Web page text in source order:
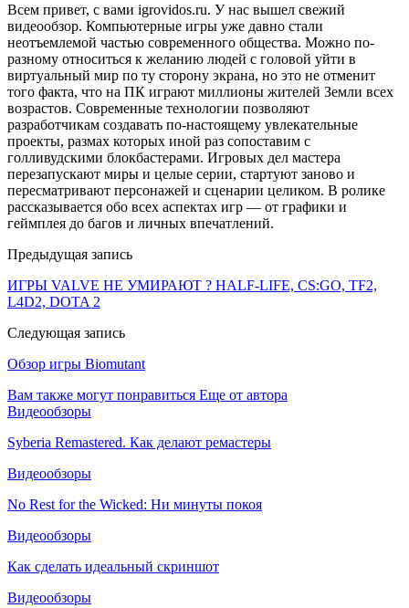
Всем привет, с вами igrovidos.ru. У нас вышел свежий
видеообзор. Компьютерные игры уже давно стали
неотъемлемой частью современного общества. Можно по-
разному относиться к желанию людей с головой уйти в
виртуальный мир по ту сторону экрана, но это не отменит
того факта, что на ПК играют миллионы жителей Земли всех
возрастов. Современные технологии позволяют
разработчикам создавать по-настоящему увлекательные
проекты, размах которых иной раз сопоставим с
голливудскими блокбастерами. Игровых дел мастера
перезапускают миры и целые серии, стартуют заново и
пересматривают персонажей и сценарии целиком. В ролике
рассказывается обо всех аспектах игр — от графики и
геймплея до багов и личных впечатлений.
Предыдущая запись
ИГРЫ VALVE НЕ УМИРАЮТ ? HALF-LIFE, CS:GO, TF2,
L4D2, DOTA 2
Следующая запись
Обзор игры Biomutant
Вам также могут понравиться Еще от автора
Видеообзоры
Syberia Remastered. Как делают ремастеры
Видеообзоры
No Rest for the Wicked: Ни минуты покоя
Видеообзоры
Как сделать идеальный скриншот
Видеообзоры